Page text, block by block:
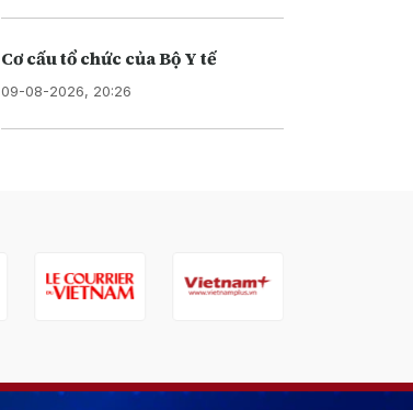
Cơ cấu tổ chức của Bộ Y tế
09-08-2026, 20:26